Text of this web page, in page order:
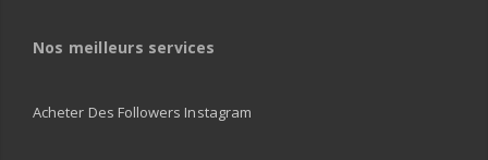
Nos meilleurs services
Acheter Des Followers Instagram